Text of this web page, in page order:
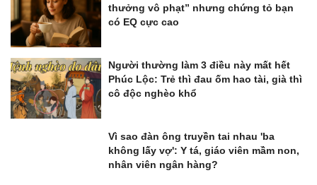
thưởng vô phạt” nhưng chứng tỏ bạn
có EQ cực cao
Người thường làm 3 điều này mất hết
Phúc Lộc: Trẻ thì đau ốm hao tài, già thì
cô độc nghèo khổ
Vì sao đàn ông truyền tai nhau 'ba
không lấy vợ': Y tá, giáo viên mầm non,
nhân viên ngân hàng?